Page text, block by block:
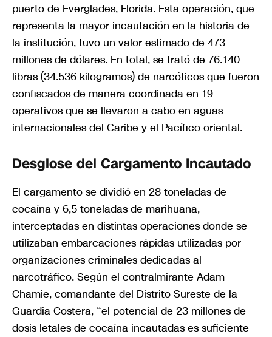
puerto de Everglades, Florida. Esta operación, que
representa la mayor incautación en la historia de
la institución, tuvo un valor estimado de 473
millones de dólares. En total, se trató de 76.140
libras (34.536 kilogramos) de narcóticos que fueron
confiscados de manera coordinada en 19
operativos que se llevaron a cabo en aguas
internacionales del Caribe y el Pacífico oriental.
Desglose del Cargamento Incautado
El cargamento se dividió en 28 toneladas de
cocaína y 6,5 toneladas de marihuana,
interceptadas en distintas operaciones donde se
utilizaban embarcaciones rápidas utilizadas por
organizaciones criminales dedicadas al
narcotráfico. Según el contralmirante Adam
Chamie, comandante del Distrito Sureste de la
Guardia Costera, “el potencial de 23 millones de
dosis letales de cocaína incautadas es suficiente